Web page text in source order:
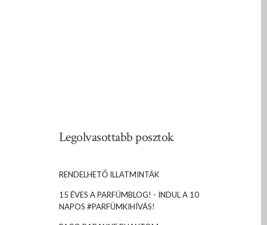
Legolvasottabb posztok
RENDELHETŐ ILLATMINTÁK
15 ÉVES A PARFÜMBLOG! - INDUL A 10
NAPOS #PARFÜMKIHÍVÁS!